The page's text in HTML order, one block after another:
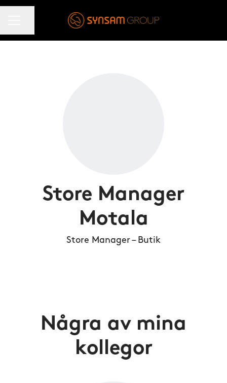
Store Manager
Motala
Store Manager – Butik
Några av mina
kollegor